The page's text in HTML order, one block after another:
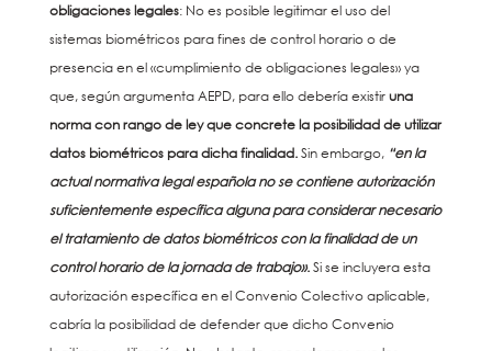
obligaciones legales: No es posible legitimar el uso del
sistemas biométricos para fines de control horario o de
presencia en el «cumplimiento de obligaciones legales» ya
que, según argumenta AEPD, para ello debería existiruna
norma con rango de ley que concrete la posibilidad de utilizar
datos biométricos para dicha finalidad.Sin embargo, “en la
actual normativa legal española no se contiene autorización
suficientemente específica alguna para considerar necesario
el tratamiento de datos biométricos con la finalidad de un
control horario de la jornada de trabajo».Si se incluyera esta
autorización específica en el Convenio Colectivo aplicable,
cabría la posibilidad de defender que dicho Convenio